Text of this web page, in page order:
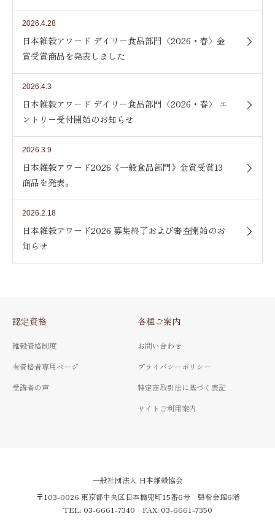
2026.4.28
日本雑穀アワード デイリー食品部門〈2026・春〉金
賞受賞商品を発表しました
2026.4.3
日本雑穀アワード デイリー食品部門〈2026・春〉 エ
ントリー受付開始のお知らせ
2026.3.9
日本雑穀アワード2026《一般食品部門》金賞受賞13
商品を発表。
2026.2.18
日本雑穀アワード2026 募集終了および審査開始のお
知らせ
認定資格
雑穀資格制度
有資格者専用ページ
受講者の声
各種ご案内
お問い合わせ
プライバシーポリシー
特定商取引法に基づく表記
サイトご利用案内
一般社団法人 日本雑穀協会
〒103-0026 東京都中央区日本橋兜町15番6号 製粉会館6階
TEL: 03-6661-7340 FAX: 03-6661-7350